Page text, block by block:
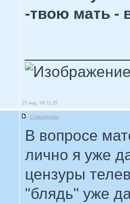
-твою мать -
23 мар, 09 11:25
Словоформы
В вопросе
лично я уже
цензуры
"блядь" уже